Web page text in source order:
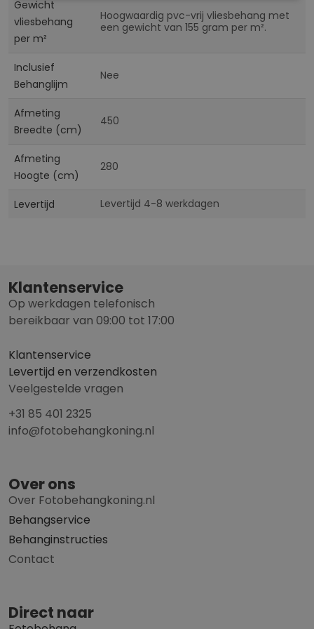
Gewicht
vliesbehang
per m²
Hoogwaardig pvc-vrij vliesbehang met
een gewicht van 155 gram per m².
Inclusief
Behanglijm
Nee
Afmeting
Breedte (cm)
450
Afmeting
Hoogte (cm)
280
Levertijd Levertijd 4-8 werkdagen
Klantenservice
Op werkdagen telefonisch
bereikbaar van 09:00 tot 17:00
Klantenservice
Levertijd en verzendkosten
Veelgestelde vragen
+31 85 401 2325
info@fotobehangkoning.nl
Over ons
Over Fotobehangkoning.nl
Behangservice
Behanginstructies
Contact
Direct naar